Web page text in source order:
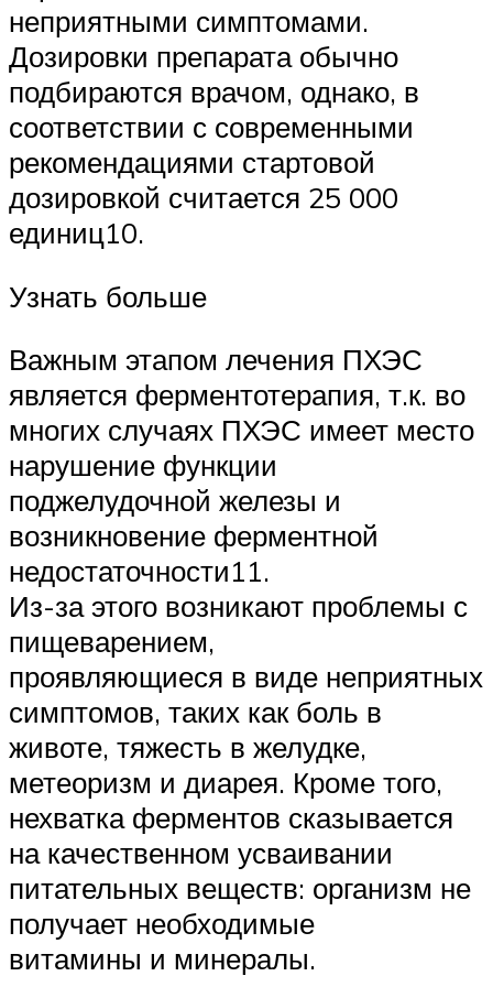
неприятными симптомами.
Дозировки препарата обычно
подбираются врачом, однако, в
соответствии с современными
рекомендациями стартовой
дозировкой считается 25 000
единиц10.
Узнать больше
Важным этапом лечения ПХЭС
является ферментотерапия, т.к. во
многих случаях ПХЭС имеет место
нарушение функции
поджелудочной железы и
возникновение ферментной
недостаточности11.
Из-за этого возникают проблемы с
пищеварением,
проявляющиеся в виде неприятных
симптомов, таких как боль в
животе, тяжесть в желудке,
метеоризм и диарея. Кроме того,
нехватка ферментов сказывается
на качественном усваивании
питательных веществ: организм не
получает необходимые
витамины и минералы.